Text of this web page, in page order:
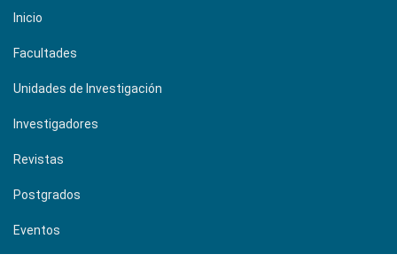
Inicio
Facultades
Unidades de Investigación
Investigadores
Revistas
Postgrados
Eventos